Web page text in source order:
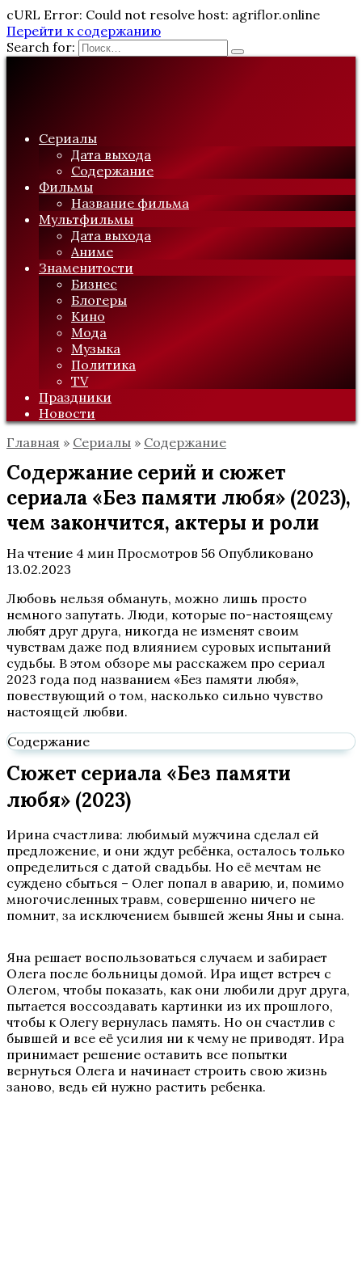
cURL Error: Could not resolve host: agriflor.online
Перейти к содержанию
Search for:
Сериалы
Дата выхода
Содержание
Фильмы
Название фильма
Мультфильмы
Дата выхода
Аниме
Знаменитости
Бизнес
Блогеры
Кино
Мода
Музыка
Политика
TV
Праздники
Новости
Главная » Сериалы » Содержание
Содержание серий и сюжет
сериала «Без памяти любя» (2023),
чем закончится, актеры и роли
На чтение 4 мин Просмотров 56 Опубликовано
13.02.2023
Любовь нельзя обмануть, можно лишь просто
немного запутать. Люди, которые по-настоящему
любят друг друга, никогда не изменят своим
чувствам даже под влиянием суровых испытаний
судьбы. В этом обзоре мы расскажем про сериал
2023 года под названием «Без памяти любя»,
повествующий о том, насколько сильно чувство
настоящей любви.
Содержание
Сюжет сериала «Без памяти
любя» (2023)
Ирина счастлива: любимый мужчина сделал ей
предложение, и они ждут ребёнка, осталось только
определиться с датой свадьбы. Но её мечтам не
суждено сбыться – Олег попал в аварию, и, помимо
многочисленных травм, совершенно ничего не
помнит, за исключением бывшей жены Яны и сына.
Яна решает воспользоваться случаем и забирает
Олега после больницы домой. Ира ищет встреч с
Олегом, чтобы показать, как они любили друг друга,
пытается воссоздавать картинки из их прошлого,
чтобы к Олегу вернулась память. Но он счастлив с
бывшей и все её усилия ни к чему не приводят. Ира
принимает решение оставить все попытки
вернуться Олега и начинает строить свою жизнь
заново, ведь ей нужно растить ребенка.